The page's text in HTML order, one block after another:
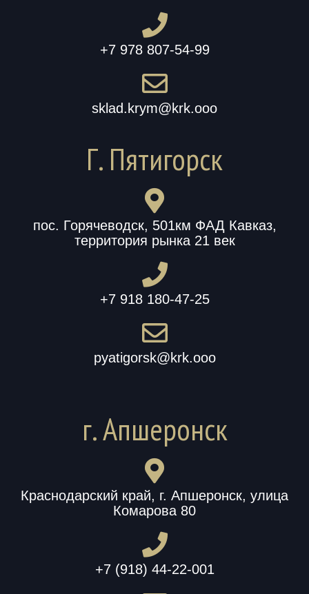
г. Апшеронск
Краснодарский край, г. Апшеронск, улица
Комарова 80
+7 (918) 44-22-001
Г. Пятигорск
пос. Горячеводск, 501км ФАД Кавказ,
территория рынка 21 век
+7 918 180-47-25
pyatigorsk@krk.ooo
+7 978 807-54-99
sklad.krym@krk.ooo